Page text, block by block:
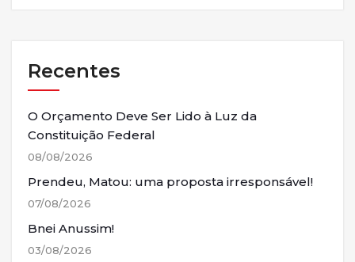
Recentes
O Orçamento Deve Ser Lido à Luz da
Constituição Federal
08/08/2026
Prendeu, Matou: uma proposta irresponsável!
07/08/2026
Bnei Anussim!
03/08/2026